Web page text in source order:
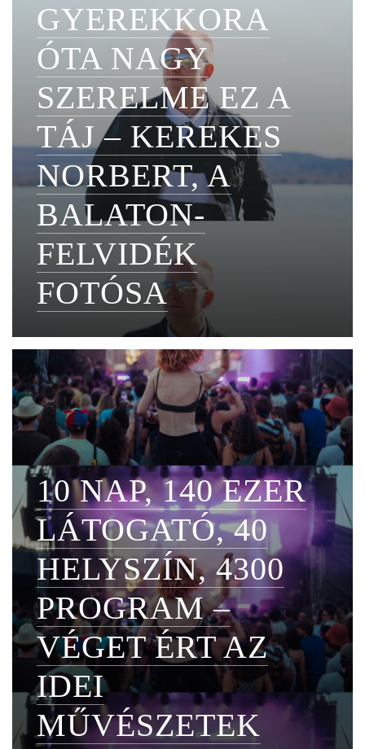
GYEREKKORA
ÓTA NAGY
SZERELME EZ A
TÁJ – KEREKES
NORBERT, A
BALATON-
FELVIDÉK
FOTÓSA
10 NAP, 140 EZER
LÁTOGATÓ, 40
HELYSZÍN, 4300
PROGRAM –
VÉGET ÉRT AZ
IDEI
MŰVÉSZETEK